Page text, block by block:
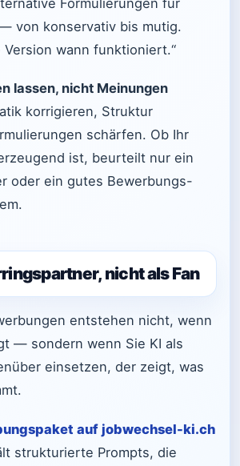
von konservativ bis mutig.
Version wann funktioniert.“
lassen, nicht Meinungen
korrigieren, Struktur
schärfen. Ob Ihr
ist, beurteilt nur ein
oder ein gutes Bewerbungs-
nicht als Fan
entstehen nicht, wenn
— sondern wenn Sie KI als
einsetzen, der zeigt, was
auf jobwechsel-ki.ch
strukturierte Prompts, die